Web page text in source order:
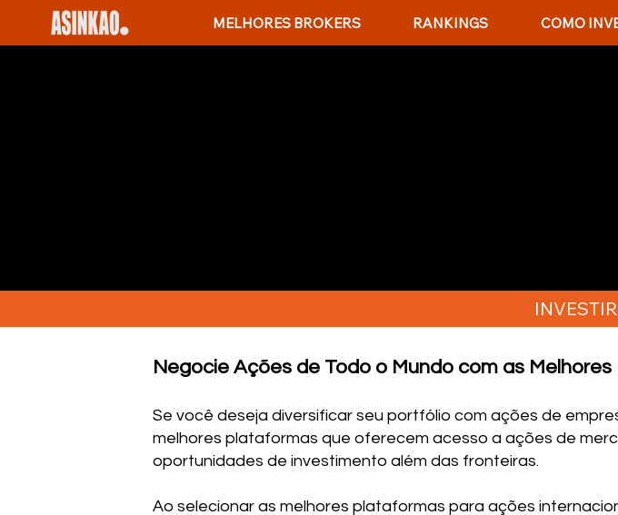
MELHORES BROKERS RANKINGS COMO
Negocie Ações de Todo o Mundo com as
Se você deseja diversificar seu portfólio com ações de
melhores plataformas que oferecem acesso a ações de
oportunidades de investimento além das fronteiras.
Ao selecionar as melhores plataformas para ações